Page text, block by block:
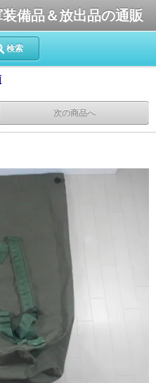
備品＆放出品の通販
検索
次の商品へ